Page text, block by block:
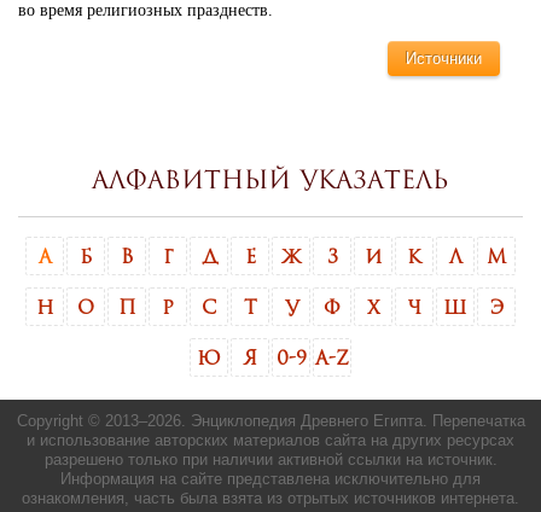
во время религиозных празднеств.
Источники
Алфавитный указатель
А Б В Г Д Е Ж З И К Л М
Н О Р С У Ф Х Ч Э
Ю Я 0-9 A-Z
Copyright © 2013–2026. Энциклопедия Древнего Египта. Перепечатка
и использование авторских материалов сайта на других ресурсах
разрешено только при наличии активной ссылки на источник.
Информация на сайте представлена исключительно для
ознакомления, часть была взята из отрытых источников интернета.